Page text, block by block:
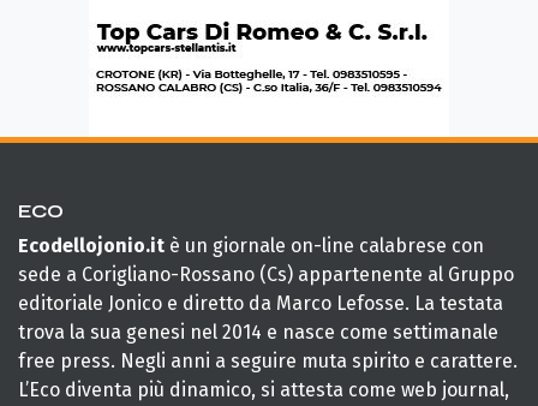
ECO
Ecodellojonio.it è un giornale on-line calabrese con
sede a Corigliano-Rossano (Cs) appartenente al Gruppo
editoriale Jonico e diretto da Marco Lefosse. La testata
trova la sua genesi nel 2014 e nasce come settimanale
free press. Negli anni a seguire muta spirito e carattere.
L’Eco diventa più dinamico, si attesta come web journal,